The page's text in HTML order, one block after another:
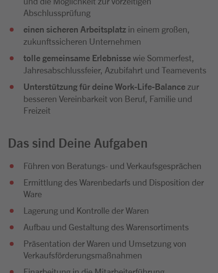
Abschlussprüfung
einen sicheren Arbeitsplatz in einem großen,
zukunftssicheren Unternehmen
tolle gemeinsame Erlebnissewie Sommerfest,
Jahresabschlussfeier, Azubifahrt und Teamevents
Unterstützung für deine Work-Life-Balance zur
besseren Vereinbarkeit von Beruf, Familie und
Freizeit
Das sind Deine Aufgaben
Führen von Beratungs- und Verkaufsgesprächen
Ermittlung des Warenbedarfs und Disposition der
Ware
Lagerung und Kontrolle der Waren
Aufbau und Gestaltung des Warensortiments
Präsentation der Waren und Umsetzung von
Verkaufsförderungsmaßnahmen